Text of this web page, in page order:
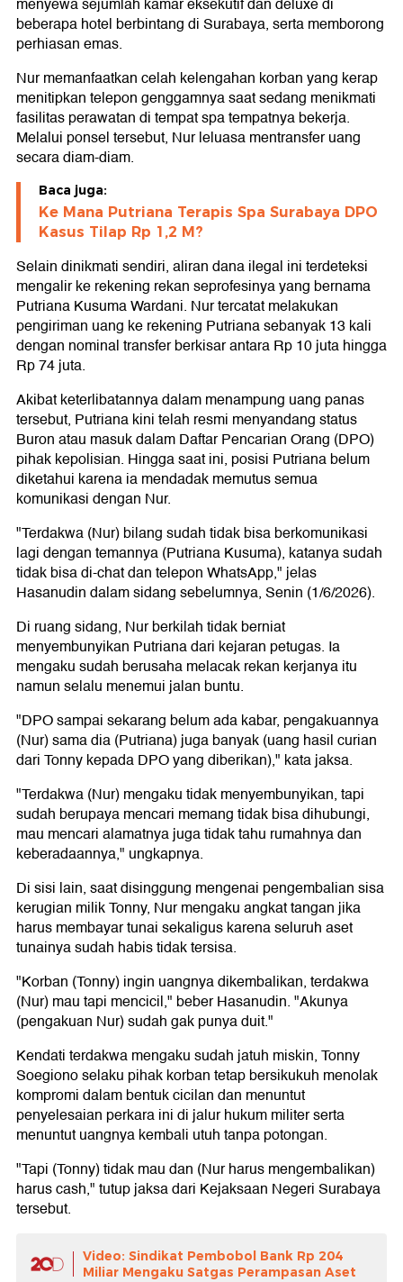
beberapa hotel berbintang di Surabaya, serta memborong
perhiasan emas.
Nur memanfaatkan celah kelengahan korban yang kerap
menitipkan telepon genggamnya saat sedang menikmati
fasilitas perawatan di tempat spa tempatnya bekerja.
Melalui ponsel tersebut, Nur leluasa mentransfer uang
secara diam-diam.
Baca juga:
Ke Mana Putriana Terapis Spa Surabaya DPO
Kasus Tilap Rp 1,2 M?
Selain dinikmati sendiri, aliran dana ilegal ini terdeteksi
mengalir ke rekening rekan seprofesinya yang bernama
Putriana Kusuma Wardani. Nur tercatat melakukan
pengiriman uang ke rekening Putriana sebanyak 13 kali
dengan nominal transfer berkisar antara Rp 10 juta hingga
Rp 74 juta.
Akibat keterlibatannya dalam menampung uang panas
tersebut, Putriana kini telah resmi menyandang status
Buron atau masuk dalam Daftar Pencarian Orang (DPO)
pihak kepolisian. Hingga saat ini, posisi Putriana belum
diketahui karena ia mendadak memutus semua
komunikasi dengan Nur.
"Terdakwa (Nur) bilang sudah tidak bisa berkomunikasi
lagi dengan temannya (Putriana Kusuma), katanya sudah
tidak bisa di-chat dan telepon WhatsApp," jelas
Hasanudin dalam sidang sebelumnya, Senin (1/6/2026).
Di ruang sidang, Nur berkilah tidak berniat
menyembunyikan Putriana dari kejaran petugas. Ia
mengaku sudah berusaha melacak rekan kerjanya itu
namun selalu menemui jalan buntu.
"DPO sampai sekarang belum ada kabar, pengakuannya
(Nur) sama dia (Putriana) juga banyak (uang hasil curian
dari Tonny kepada DPO yang diberikan)," kata jaksa.
"Terdakwa (Nur) mengaku tidak menyembunyikan, tapi
sudah berupaya mencari memang tidak bisa dihubungi,
mau mencari alamatnya juga tidak tahu rumahnya dan
keberadaannya," ungkapnya.
Di sisi lain, saat disinggung mengenai pengembalian sisa
kerugian milik Tonny, Nur mengaku angkat tangan jika
harus membayar tunai sekaligus karena seluruh aset
tunainya sudah habis tidak tersisa.
"Korban (Tonny) ingin uangnya dikembalikan, terdakwa
(Nur) mau tapi mencicil," beber Hasanudin. "Akunya
(pengakuan Nur) sudah gak punya duit."
Kendati terdakwa mengaku sudah jatuh miskin, Tonny
Soegiono selaku pihak korban tetap bersikukuh menolak
kompromi dalam bentuk cicilan dan menuntut
penyelesaian perkara ini di jalur hukum militer serta
menuntut uangnya kembali utuh tanpa potongan.
"Tapi (Tonny) tidak mau dan (Nur harus mengembalikan)
harus cash," tutup jaksa dari Kejaksaan Negeri Surabaya
tersebut.
Video: Sindikat Pembobol Bank Rp 204
Miliar Mengaku Satgas Perampasan Aset